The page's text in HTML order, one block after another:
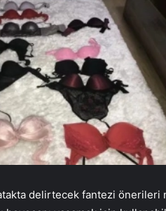
delirtecek fantezi